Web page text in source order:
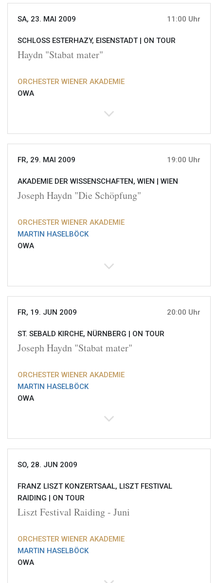
SA, 23. MAI 2009 11:00 Uhr
SCHLOSS ESTERHAZY, EISENSTADT | ON TOUR
Haydn "Stabat mater"
ORCHESTER WIENER AKADEMIE
OWA
FR, 29. MAI 2009 19:00 Uhr
AKADEMIE DER WISSENSCHAFTEN, WIEN | WIEN
Joseph Haydn "Die Schöpfung"
ORCHESTER WIENER AKADEMIE
MARTIN HASELBÖCK
OWA
FR, 19. JUN 2009 20:00 Uhr
ST. SEBALD KIRCHE, NÜRNBERG | ON TOUR
Joseph Haydn "Stabat mater"
ORCHESTER WIENER AKADEMIE
MARTIN HASELBÖCK
OWA
SO, 28. JUN 2009
FRANZ LISZT KONZERTSAAL, LISZT FESTIVAL
RAIDING | ON TOUR
Liszt Festival Raiding - Juni
ORCHESTER WIENER AKADEMIE
MARTIN HASELBÖCK
OWA